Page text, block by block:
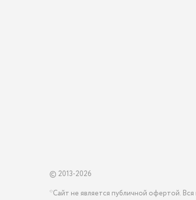
© 2013-2026
*Сайт не является публичной офертой.